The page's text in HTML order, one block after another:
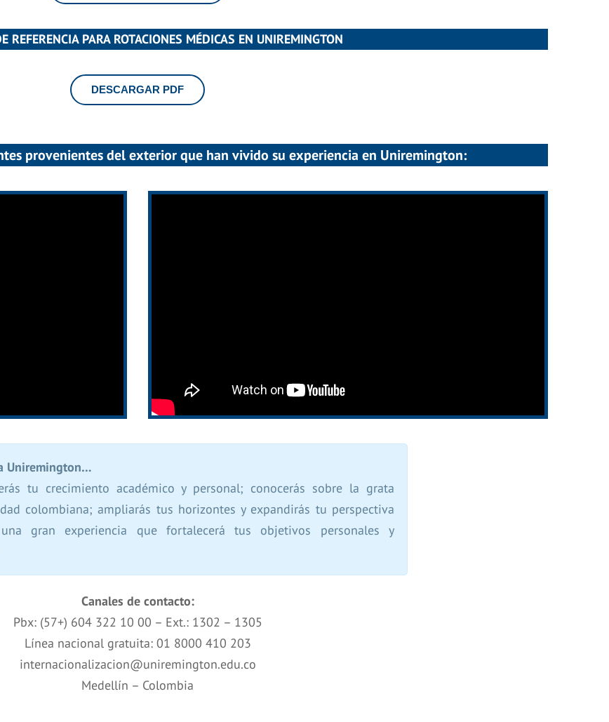
REFERENCIA PARA ROTACIONES MÉDICAS EN UNIREMINGTON
DESCARGAR PDF
provenientes del exterior que han vivido su experiencia en Uniremington:
Uniremington…
tu crecimiento académico y personal; conocerás sobre la grata
colombiana; ampliarás tus horizontes y expandirás tu perspectiva
una gran experiencia que fortalecerá tus objetivos personales y
Canales de contacto:
Pbx: (57+) 604 322 10 00 – Ext.: 1302 – 1305
Línea nacional gratuita: 01 8000 410 203
internacionalizacion@uniremington.edu.co
Medellín – Colombia